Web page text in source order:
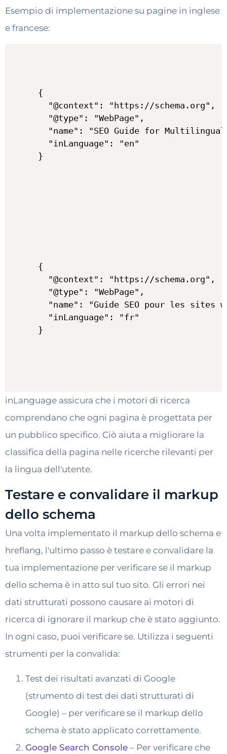
Esempio di implementazione su pagine in inglese
e francese:
{
  "@context": "https://schema.org",
  "@type": "WebPage",
"name": "SEO Guide for
  "inLanguage": "en"
{
  "@context": "https://schema.org",
  "@type": "WebPage",
"name": "Guide SEO pour les sites
  "inLanguage": "fr"
}
inLanguage assicura che i motori di ricerca
comprendano che ogni pagina è progettata per
un pubblico specifico. Ciò aiuta a migliorare la
classifica della pagina nelle ricerche rilevanti per
la lingua dell'utente.
Testare e convalidare il markup
dello schema
Una volta implementato il markup dello schema e
hreflang, l'ultimo passo è testare e convalidare la
tua implementazione per verificare se il markup
dello schema è in atto sul tuo sito. Gli errori nei
dati strutturati possono causare ai motori di
ricerca di ignorare il markup che è stato aggiunto.
In ogni caso, puoi verificare se. Utilizza i seguenti
strumenti per la convalida:
Test dei risultati avanzati di Google
(strumento di test dei dati strutturati di
Google) – per verificare se il markup dello
schema è stato applicato correttamente.
Google Search Console – Per verificare che